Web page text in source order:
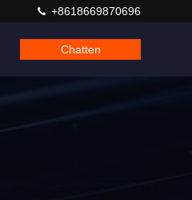
+8618669870696
Chatten